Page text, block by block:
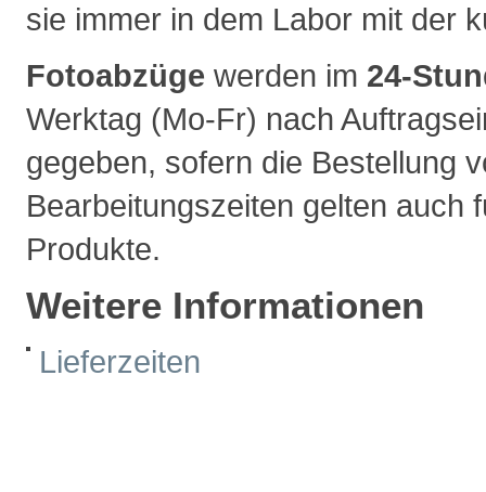
sie immer in dem Labor mit der
Fotoabzüge werden im 24-
Werktag (Mo-Fr) nach
gegeben, sofern die Bestellung
Bearbeitungszeiten gelten auch
Produkte.
Weitere Informationen
Lieferzeiten